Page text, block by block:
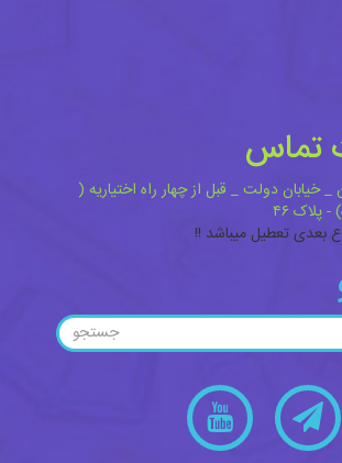
تماس
_ خیابان دولت _ قبل از چهار راه اختیاریه (
پلاک ۴۶